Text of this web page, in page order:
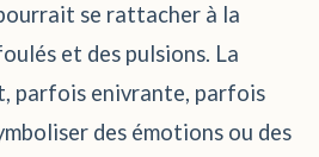
se rattacher à la
et des pulsions. La
parfois enivrante, parfois
des émotions ou des